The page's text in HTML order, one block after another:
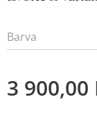
Barva
3 900,00